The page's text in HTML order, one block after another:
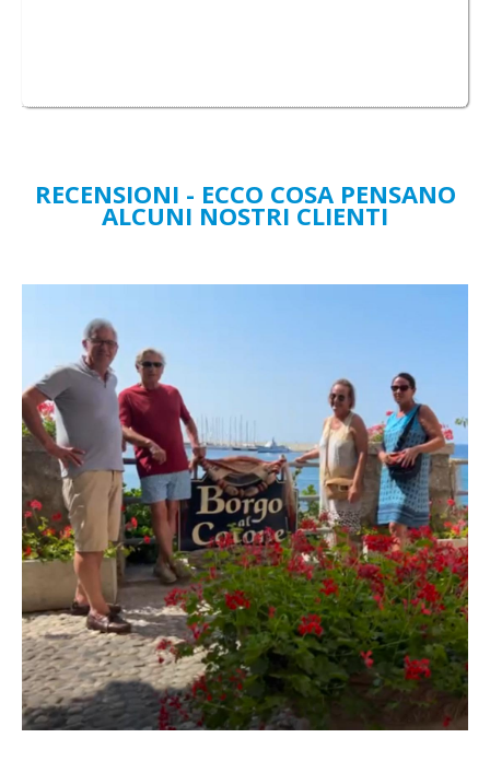
RECENSIONI - ECCO COSA PENSANO
ALCUNI NOSTRI CLIENTI